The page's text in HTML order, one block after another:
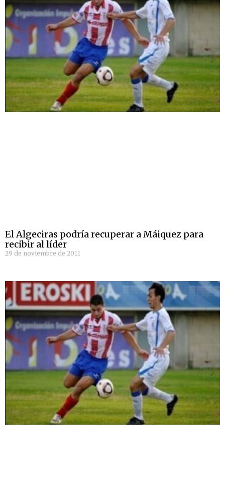
El Algeciras podría recuperar a Máiquez para
recibir al líder
29 de noviembre de 2011